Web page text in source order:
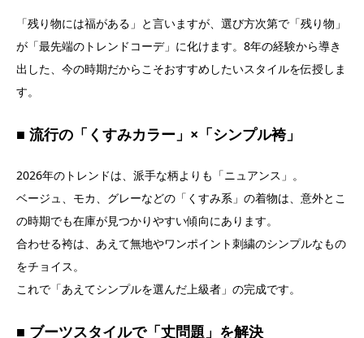
「残り物には福がある」と言いますが、選び方次第で「残り物」
が「最先端のトレンドコーデ」に化けます。8年の経験から導き
出した、今の時期だからこそおすすめしたいスタイルを伝授しま
す。
■ 流行の「くすみカラー」×「シンプル袴」
2026年のトレンドは、派手な柄よりも「ニュアンス」。
ベージュ、モカ、グレーなどの「くすみ系」の着物は、意外とこ
の時期でも在庫が見つかりやすい傾向にあります。
合わせる袴は、あえて無地やワンポイント刺繍のシンプルなもの
をチョイス。
これで「あえてシンプルを選んだ上級者」の完成です。
■ ブーツスタイルで「丈問題」を解決